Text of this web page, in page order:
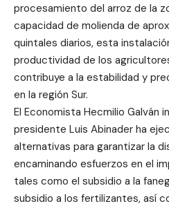
procesamiento del arroz de la
capacidad de molienda de
quintales diarios, esta
productividad de los
contribuye a la estabilidad y
en la región Sur.
El Economista Hecmilio Galván
presidente Luis Abinader ha
alternativas para garantizar la
encaminando esfuerzos en el
tales como el subsidio a la
subsidio a los fertilizantes, así